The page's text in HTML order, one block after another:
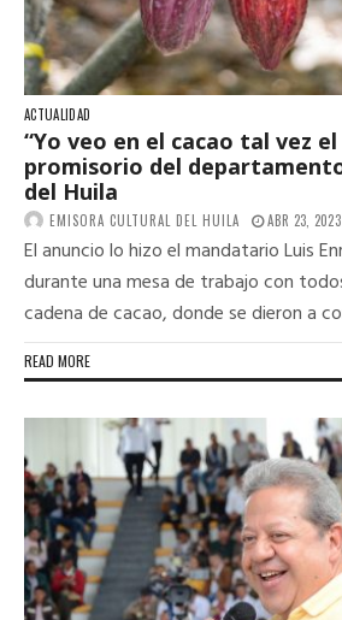
ACTUALIDAD
“Yo veo en el cacao tal vez
promisorio del
del Huila
EMISORA CULTURAL DEL HUILA ABR 23, 2023
El anuncio lo hizo el mandatario Luis
durante una mesa de trabajo con
cadena de cacao, donde se dieron a
READ MORE